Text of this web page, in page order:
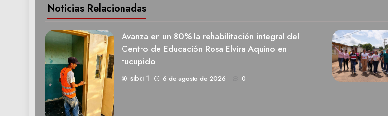
Noticias Relacionadas
Avanza en un 80% la rehabilitación integral del
Centro de Educación Rosa Elvira Aquino en
tucupido
sibci 1 6 de agosto de 2026 0